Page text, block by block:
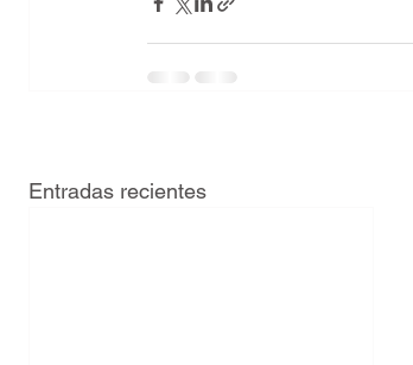
Entradas recientes